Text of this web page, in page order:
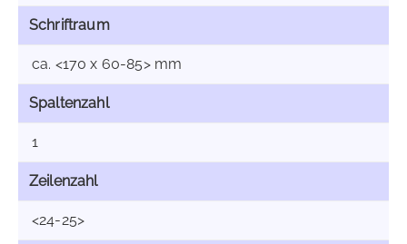
Schriftraum
ca. <170 x 60-85> mm
Spaltenzahl
1
Zeilenzahl
<24-25>